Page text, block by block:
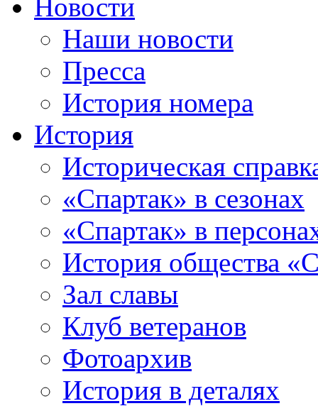
Новости
Наши новости
Пресса
История номера
История
Историческая
«Спартак» в сезонах
«Спартак» в
История общества
Зал славы
Клуб ветеранов
Фотоархив
История в деталях